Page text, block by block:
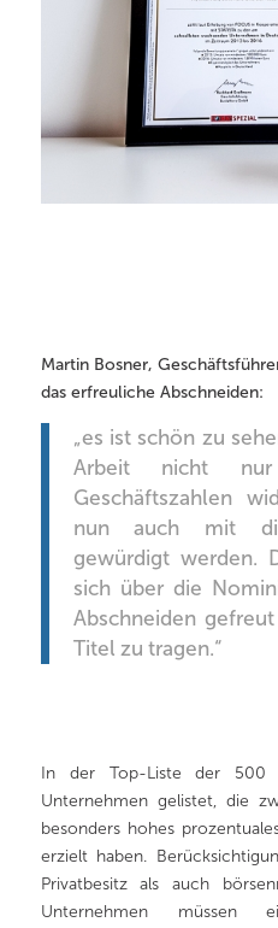
Martin Bosner,
das erfreuliche Abschneiden:
„es ist schön zu
Arbeit nicht
Geschäftszahlen
nun auch mit
gewürdigt werden.
sich über die
Abschneiden
Titel zu tragen.“
In der Top-Liste der 500
Unternehmen gelistet, die
besonders hohes
erzielt haben.
Privatbesitz als auch
Unternehmen müssen